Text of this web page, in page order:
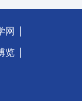
网
览